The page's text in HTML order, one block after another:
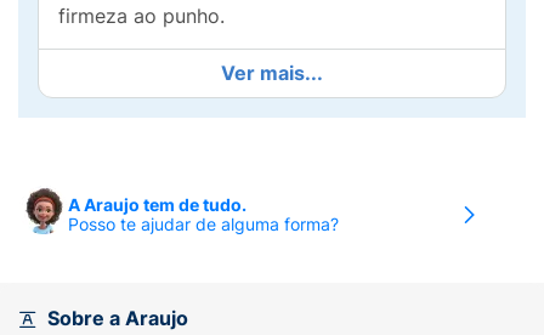
firmeza ao punho.
BilateralTala anatômica e removívelDiscreta,
leve e confortávelFabricada em tecido, com
forro macio100% algodão
inflamação.Correção de posturas viciosas do
punho.Afecções de origem traumática ou
punho.Lesões por esforço repetitivo (LER)
Ver mais...
A Araujo tem de tudo.
Posso te ajudar de alguma forma?
Sobre a Araujo